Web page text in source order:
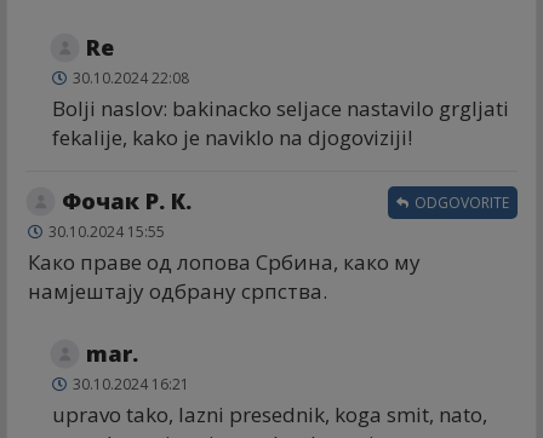
Re
30.10.2024 22:08
Bolji naslov: bakinacko seljace nastavilo grgljati
fekalije, kako je naviklo na djogoviziji!
Фочак Р. К.
30.10.2024 15:55
Како праве од лопова Србина, како му
намјештају одбрану српства.
ODGOVORITE
mar.
30.10.2024 16:21
upravo tako, lazni presednik, koga smit, nato,